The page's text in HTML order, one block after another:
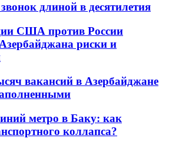
длиной в десятилетия
США против России
риски и
вакансий в Азербайджане
метро в Баку: как
коллапса?